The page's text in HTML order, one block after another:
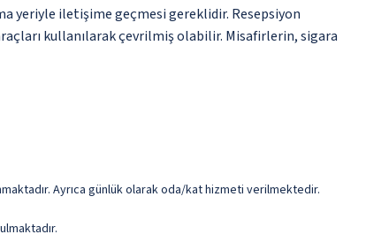
yeriyle iletişime geçmesi gereklidir. Resepsiyon
kullanılarak çevrilmiş olabilir. Misafirlerin, sigara
Ayrıca günlük olarak oda/kat hizmeti verilmektedir.